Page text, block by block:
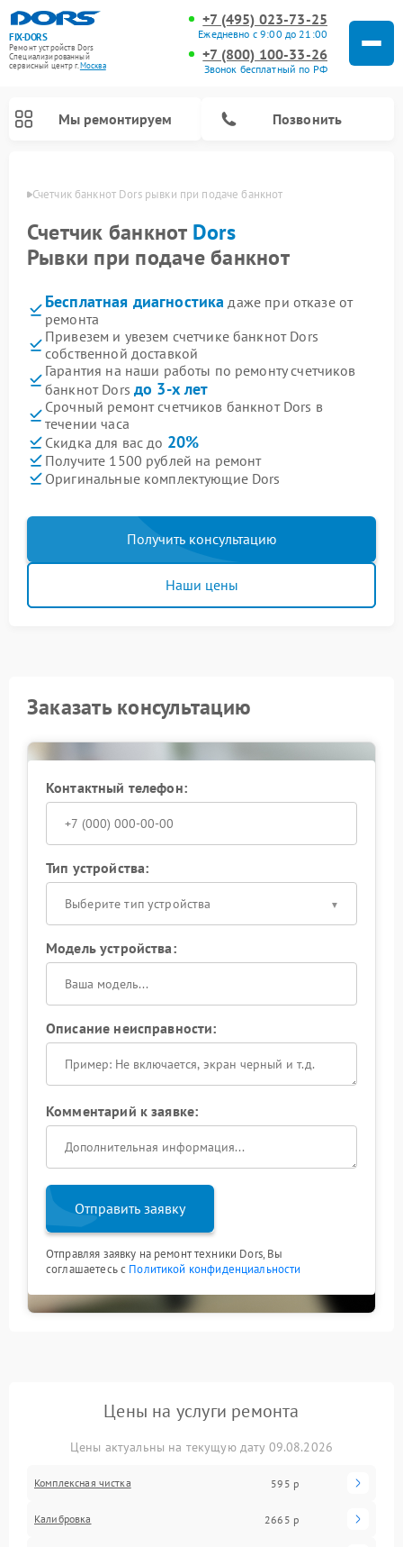
FIX-DORS
Ремонт устройств Dors
Специализированный
cервисный центр г.Москва
+7 (495) 023-73-25
Ежедневно с 9:00 до 21:00
+7 (800) 100-33-26
Звонок бесплатный по РФ
Мы ремонтируем Позвонить
Счетчик банкнот Dors рывки при подаче банкнот
Счетчик банкнот Dors
Рывки при подаче банкнот
Бесплатная диагностика даже при отказе от
ремонта
Привезем и увезем счетчике банкнот Dors
собственной доставкой
Гарантия на наши работы по ремонту счетчиков
банкнот Dors до 3-х лет
Срочный ремонт счетчиков банкнот Dors в
течении часа
Скидка для вас до 20%
Получите 1500 рублей на ремонт
Оригинальные комплектующие Dors
Получить консультацию
Наши цены
Заказать консультацию
Контактный телефон:
Тип устройства:
Выберите тип устройства
Модель устройства:
Описание неисправности:
Комментарий к заявке:
Отправить заявку
Отправляя заявку на ремонт техники Dors, Вы
соглашаетесь с Политикой конфиденциальности
Цены на услуги ремонта
Цены актуальны на текущую дату 09.08.2026
Комплексная чистка 595 р
Калибровка 2665 р